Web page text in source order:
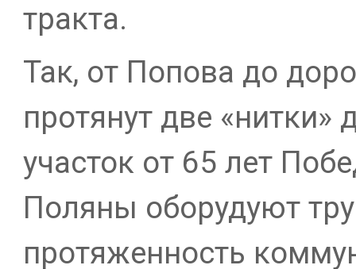
тракта.
Так, от Попова до
протянут две
участок от 65 лет
Поляны оборудуют
протяженность